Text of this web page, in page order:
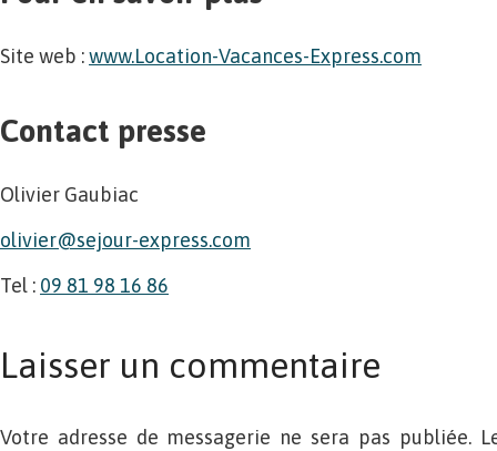
Site web :www.Location-Vacances-Express.com
Contact presse
Olivier Gaubiac
olivier@sejour-express.com
Tel : 09 81 98 16 86
Laisser un commentaire
Votre adresse de messagerie ne sera pas publiée.